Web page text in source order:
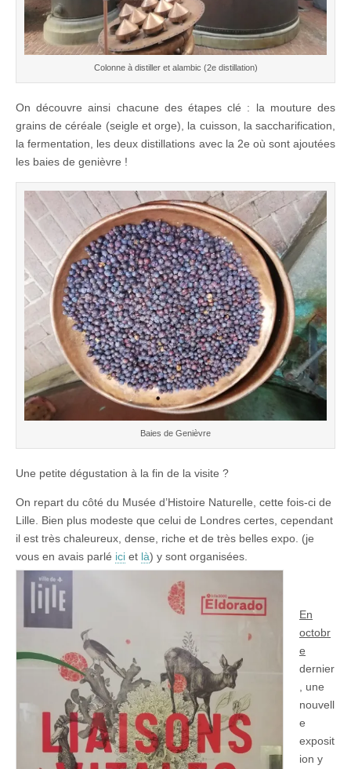
Colonne à distiller et alambic (2e distillation)
On découvre ainsi chacune des étapes clé : la mouture des
grains de céréale (seigle et orge), la cuisson, la saccharification,
la fermentation, les deux distillations avec la 2e où sont ajoutées
les baies de genièvre !
Baies de Genièvre
Une petite dégustation à la fin de la visite ?
On repart du côté du Musée d’Histoire Naturelle, cette fois-ci de
Lille. Bien plus modeste que celui de Londres certes, cependant
il est très chaleureux, dense, riche et de très belles expo. (je
vous en avais parlé ici et là) y sont organisées.
En
octobr
e
dernier
, une
nouvell
e
exposit
ion y